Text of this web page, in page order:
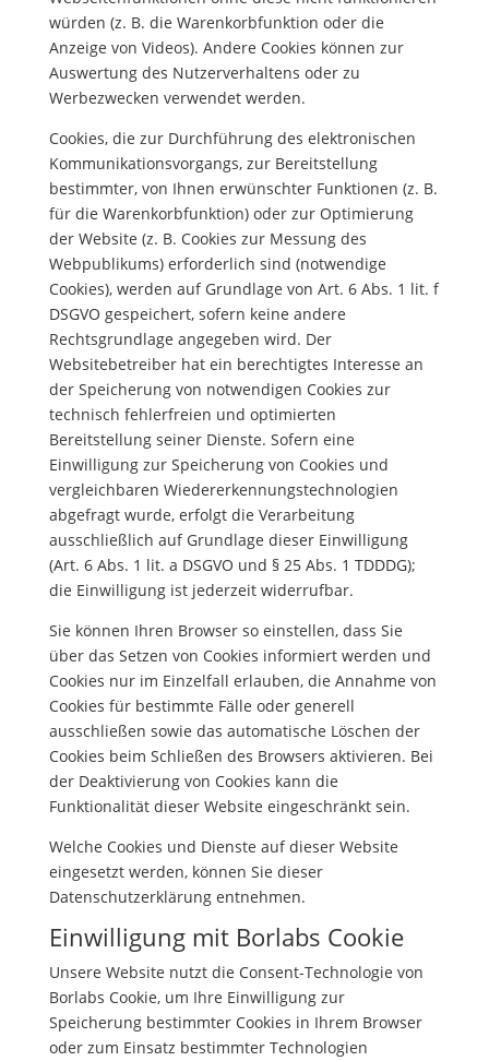
würden (z. B. die Warenkorbfunktion oder die
Anzeige von Videos). Andere Cookies können zur
Auswertung des Nutzerverhaltens oder zu
Werbezwecken verwendet werden.
Cookies, die zur Durchführung des elektronischen
Kommunikationsvorgangs, zur Bereitstellung
bestimmter, von Ihnen erwünschter Funktionen (z. B.
für die Warenkorbfunktion) oder zur Optimierung
der Website (z. B. Cookies zur Messung des
Webpublikums) erforderlich sind (notwendige
Cookies), werden auf Grundlage von Art. 6 Abs. 1 lit. f
DSGVO gespeichert, sofern keine andere
Rechtsgrundlage angegeben wird. Der
Websitebetreiber hat ein berechtigtes Interesse an
der Speicherung von notwendigen Cookies zur
technisch fehlerfreien und optimierten
Bereitstellung seiner Dienste. Sofern eine
Einwilligung zur Speicherung von Cookies und
vergleichbaren Wiedererkennungstechnologien
abgefragt wurde, erfolgt die Verarbeitung
ausschließlich auf Grundlage dieser Einwilligung
(Art. 6 Abs. 1 lit. a DSGVO und § 25 Abs. 1 TDDDG);
die Einwilligung ist jederzeit widerrufbar.
Sie können Ihren Browser so einstellen, dass Sie
über das Setzen von Cookies informiert werden und
Cookies nur im Einzelfall erlauben, die Annahme von
Cookies für bestimmte Fälle oder generell
ausschließen sowie das automatische Löschen der
Cookies beim Schließen des Browsers aktivieren. Bei
der Deaktivierung von Cookies kann die
Funktionalität dieser Website eingeschränkt sein.
Welche Cookies und Dienste auf dieser Website
eingesetzt werden, können Sie dieser
Datenschutzerklärung entnehmen.
Einwilligung mit Borlabs Cookie
Unsere Website nutzt die Consent-Technologie von
Borlabs Cookie, um Ihre Einwilligung zur
Speicherung bestimmter Cookies in Ihrem Browser
oder zum Einsatz bestimmter Technologien